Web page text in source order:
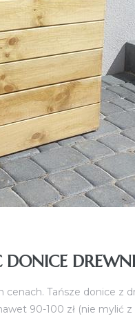
Tańsze donice z
90-100 zł (nie mylić